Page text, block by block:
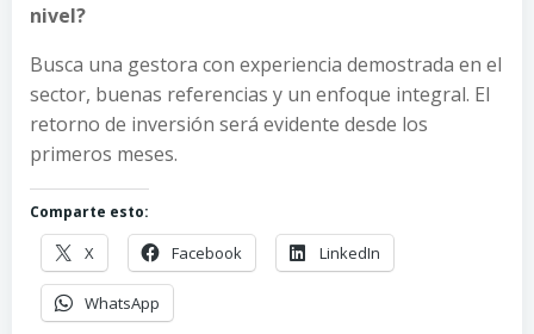
nivel?
Busca una gestora con experiencia demostrada en el
sector, buenas referencias y un enfoque integral. El
retorno de inversión será evidente desde los
primeros meses.
Comparte esto:
X Facebook LinkedIn
WhatsApp